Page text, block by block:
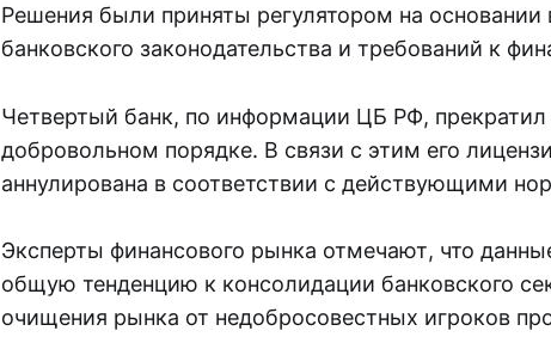
Решения были приняты регулятором на
банковского законодательства и требований к
Четвертый банк, по информации ЦБ РФ, прекратил
добровольном порядке. В связи с этим его
аннулирована в соответствии с действующими
Эксперты финансового рынка отмечают, что
общую тенденцию к консолидации банковского
очищения рынка от недобросовестных игроков